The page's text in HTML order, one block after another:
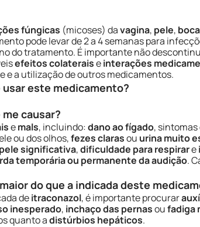
fúngicas (micoses) davagina, pele, boca
pode levar de 2 a 4 semanas para
do tratamento. É importante não
efeitos colateraiseinterações
e a utilização de outros medicamentos.
usar este medicamento?
causar?
emals, incluindo:dano ao fígado,
ou dos olhos,fezes clarasou urina muito
significativa,dificuldade para respirare
temporária ou permanente da audição.
do que a indicada deste
deitraconazol, é importante procurar
inesperado, inchaço das pernasoufadiga
quanto adistúrbios hepáticos.